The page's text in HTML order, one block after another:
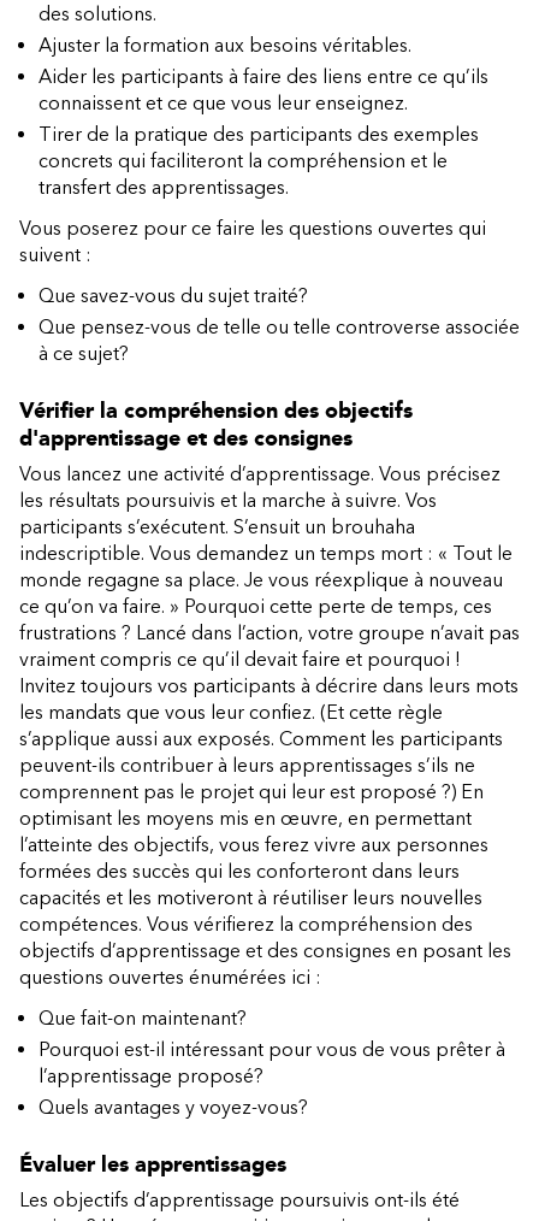
des solutions.
Ajuster la formation aux besoins véritables.
Aider les participants à faire des liens entre ce qu’ils
connaissent et ce que vous leur enseignez.
Tirer de la pratique des participants des exemples
concrets qui faciliteront la compréhension et le
transfert des apprentissages.
Vous poserez pour ce faire les questions ouvertes qui
suivent :
Que savez-vous du sujet traité?
Que pensez-vous de telle ou telle controverse associée
à ce sujet?
Vérifier la compréhension des objectifs
d'apprentissage et des consignes
Vous lancez une activité d’apprentissage. Vous précisez
les résultats poursuivis et la marche à suivre. Vos
participants s’exécutent. S’ensuit un brouhaha
indescriptible. Vous demandez un temps mort : « Tout le
monde regagne sa place. Je vous réexplique à nouveau
ce qu’on va faire. » Pourquoi cette perte de temps, ces
frustrations ? Lancé dans l’action, votre groupe n’avait pas
vraiment compris ce qu’il devait faire et pourquoi !
Invitez toujours vos participants à décrire dans leurs mots
les mandats que vous leur confiez. (Et cette règle
s’applique aussi aux exposés. Comment les participants
peuvent-ils contribuer à leurs apprentissages s’ils ne
comprennent pas le projet qui leur est proposé ?) En
optimisant les moyens mis en œuvre, en permettant
l’atteinte des objectifs, vous ferez vivre aux personnes
formées des succès qui les conforteront dans leurs
capacités et les motiveront à réutiliser leurs nouvelles
compétences. Vous vérifierez la compréhension des
objectifs d’apprentissage et des consignes en posant les
questions ouvertes énumérées ici :
Que fait-on maintenant?
Pourquoi est-il intéressant pour vous de vous prêter à
l’apprentissage proposé?
Quels avantages y voyez-vous?
Évaluer les apprentissages
Les objectifs d’apprentissage poursuivis ont-ils été